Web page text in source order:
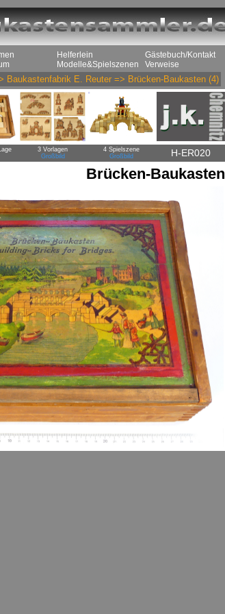
Helferlein
Modelle&Spielszenen
Gästebuch/Kontakt
Verweise
Baukastenfabrik E. Reuter => Brücken-Baukasten (4)
3 Vorlagen
Großbild
4 Spielszene
Großbild
H-ER020
Brücken-Baukasten